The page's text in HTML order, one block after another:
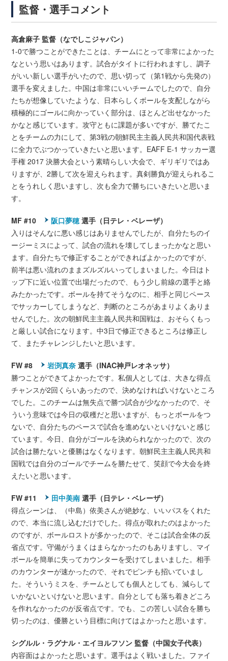
監督・選手コメント
高倉麻子 監督（なでしこジャパン）
1-0で勝つことができたことは、チームにとって非常によかった
なという思いはあります。試合がタイトに行われますし、調子
がいい新しい選手がいたので、思い切って（第1戦から先発の）
選手を変えました。中国は非常にいいチームでしたので、自分
たちが想像していたような、日本らしくボールを支配しながら
積極的にゴールに向かっていく部分は、ほとんど出せなかった
かなと感じています。攻守ともに課題が多いですが、勝てたこ
とをチームの力にして、第3戦の朝鮮民主主義人民共和国代表戦
に全力でぶつかっていきたいと思います。EAFF E-1 サッカー選
手権 2017 決勝大会という素晴らしい大会で、ギリギリではあ
りますが、2勝して次を迎えられます。真剣勝負が迎えられるこ
とをうれしく思いますし、次も全力で勝ちにいきたいと思いま
す。
MF #10 阪口夢穂選手（日テレ・ベレーザ）
入りはそんなに悪い感じはありませんでしたが、自分たちのイ
ージーミスによって、試合の流れを壊してしまったかなと思い
ます。自分たちで修正することができればよかったのですが、
前半は悪い流れのままズルズルいってしまいました。今日はト
ップ下に近い位置で出場だったので、もう少し前線の選手と絡
みたかったです。ボールを持てそうなのに、相手と同じペース
でサッカーしてしまうなど、判断のところがあまりよくありま
せんでした。次の朝鮮民主主義人民共和国戦は、おそらくもっ
と厳しい試合になります。中3日で修正できるところは修正し
て、またチャレンジしたいと思います。
FW #8 岩渕真奈 選手（INAC神戸レオネッサ）
勝つことができてよかったです。私個人としては、大きな得点
チャンスが2回くらいあったので、決めなければいけないところ
でした。このチームは無失点で勝つ試合が少なかったので、そ
ういう意味では今日の収穫だと思いますが、もっとボールをつ
ないで、自分たちのペースで試合を進めないといけないと感じ
ています。今日、自分がゴールを決められなかったので、次の
試合は勝たないと優勝はなくなります。朝鮮民主主義人民共和
国戦では自分のゴールでチームを勝たせて、笑顔で今大会を終
えたいと思います。
FW #11 田中美南 選手（日テレ・ベレーザ）
得点シーンは、（中島）依美さんが絶妙な、いいパスをくれた
ので、本当に流し込むだけでした。得点が取れたのはよかった
のですが、ボールロストが多かったので、そこは試合全体の反
省点です。守備がうまくはまらなかったのもありますし、マイ
ボールを簡単に失ってカウンターを受けてしまいました。相手
のカウンターが速かったので、それでピンチも招いていまし
た。そういうミスを、チームとしても個人としても、減らして
いかないといけないと思います。自分としても落ち着きどころ
を作れなかったのが反省点です。でも、この苦しい試合を勝ち
切ったのは、優勝という目標に向けてはよかったと思います。
シグルル・ラグナル・エイヨルフソン 監督（中国女子代表）
内容面はよかったと思います。選手はよく戦いました。ファイ